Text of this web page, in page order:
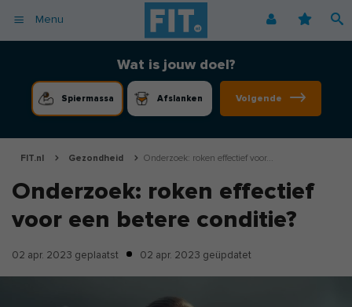
Menu
Cardio
Herstel
Mindset
Professionals
Spiermassa
Voedingsschema
Fitnessschema
Begrippen
Podcast voor professionals
Vegetarische recepten
Vegan recepten
Koolhydraatarme recepten
Coaching
Vacatures
Adverteren
Wat is jouw doel?
Spiermassa Afslanken Volgende
FIT.nl Gezondheid Onderzoek: roken effectief voor...
02 apr. 2023 geplaatst 02 apr. 2023 geüpdatet
Onderzoek: roken effectief
voor een betere conditie?